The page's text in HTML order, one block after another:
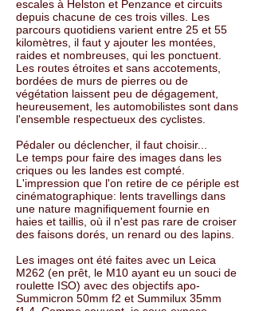
escales à Helston et Penzance et circuits
depuis chacune de ces trois villes. Les
parcours quotidiens varient entre 25 et 55
kilomètres, il faut y ajouter les montées,
raides et nombreuses, qui les ponctuent.
Les routes étroites et sans accotements,
bordées de murs de pierres ou de
végétation laissent peu de dégagement,
heureusement, les automobilistes sont dans
l'ensemble respectueux des cyclistes.
Pédaler ou déclencher, il faut choisir...
Le temps pour faire des images dans les
criques ou les landes est compté.
L'impression que l'on retire de ce périple est
cinématographique: lents travellings dans
une nature magnifiquement fournie en
haies et taillis, où il n'est pas rare de croiser
des faisons dorés, un renard ou des lapins.
Les images ont été faites avec un Leica
M262 (en prêt, le M10 ayant eu un souci de
roulette ISO) avec des objectifs apo-
Summicron 50mm f2 et Summilux 35mm